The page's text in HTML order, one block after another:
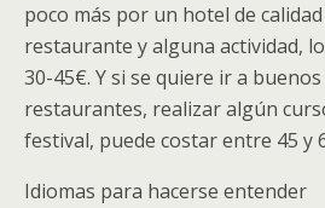
poco más por un hotel de
restaurante y alguna actividad,
30-45€. Y si se quiere ir a
restaurantes, realizar algún
festival, puede costar entre 45 y
Idiomas para hacerse entender